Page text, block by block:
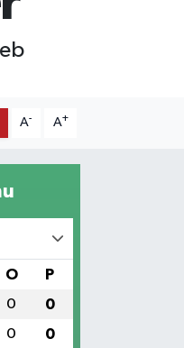
A- A+
O P
0 0
0 0